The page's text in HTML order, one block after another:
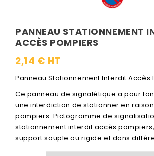
PANNEAU STATIONNEMENT
ACCÈS POMPIERS
2,14 € HT
Panneau Stationnement Interdit Accès
Ce panneau de signalétique a pour
une interdiction de stationner en
pompiers. Pictogramme de
stationnement interdit accès
support souple ou rigide et dans